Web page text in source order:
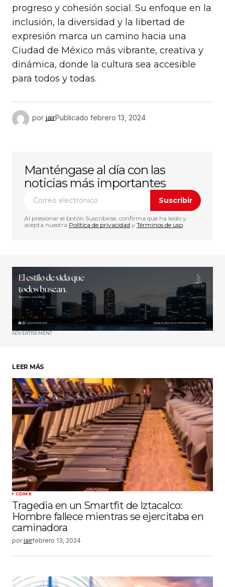
progreso y cohesión social. Su enfoque en la
inclusión, la diversidad y la libertad de
expresión marca un camino hacia una
Ciudad de México más vibrante, creativa y
dinámica, donde la cultura sea accesible
para todos y todas.
por jairPublicado febrero 13, 2024
Manténgase al día con las
noticias más importantes
Suscribir
Al presionar el botón Suscribirse, confirma que ha leído y
acepta nuestra Política de privacidad y Términos de uso
ADVERTISEMENT
LEER MÁS
CDMX
Tragedia en un Smartfit de Iztacalco:
Hombre fallece mientras se ejercitaba en
caminadora
por jairfebrero 13, 2024